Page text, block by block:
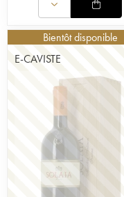
Bientôt disponible
E-CAVISTE